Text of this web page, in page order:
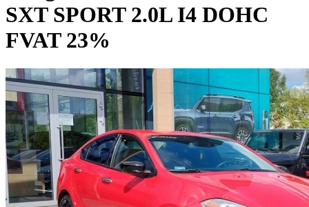
SXT SPORT 2.0L I4 DOHC
FVAT 23%